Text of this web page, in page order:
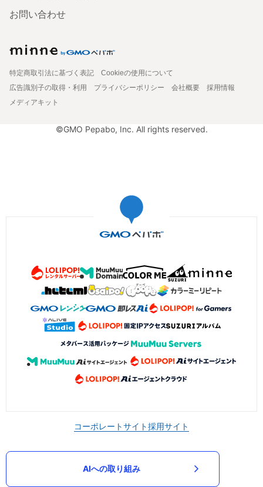
お問い合わせ
特定商取引法に基づく表記
Cookieの使用について
広告識別子の取得・利用
プライバシーポリシー 会社概要
採用情報
メディアキット
©GMO Pepabo, Inc. All rights reserved.
コーポレートサイト採用サイト
AIへの取り組み